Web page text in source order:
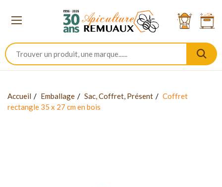
Accueil Emballage Sac, Coffret, Présent
Coffret
rectangle 35 x 27 cm en bois